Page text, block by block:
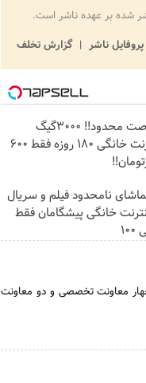
شده بر عهده ناشر است.
پروفایل ناشر
گزارش تخلف
⏳فرصت محدود!! 3000گیگ
اینترنت خانگی 180 روزه فقط 600
نامحدود فیلم و سریال
خانگی پیشگامان فقط
چهار معاونت تخصصی و دو معاونت